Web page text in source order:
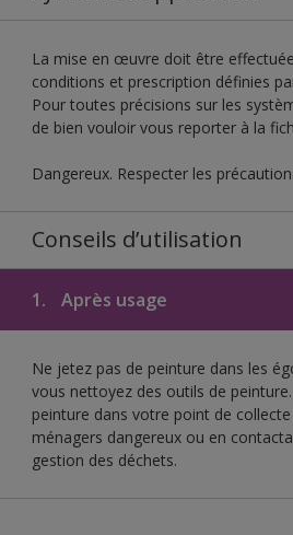
La mise en œuvre doit être
conditions et prescription définies
Pour toutes précisions sur les
de bien vouloir vous reporter à la
Dangereux. Respecter les
Conseils d’utilisation
1. Après usage
Ne jetez pas de peinture dans les
vous nettoyez des outils de
peinture dans votre point de
ménagers dangereux ou en
gestion des déchets.